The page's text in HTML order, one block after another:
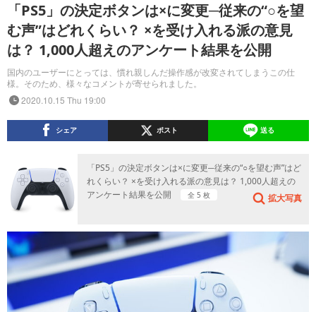
「PS5」の決定ボタンは×に変更─従来の“○を望
む声”はどれくらい？ ×を受け入れる派の意見
は？ 1,000人超えのアンケート結果を公開
国内のユーザーにとっては、慣れ親しんだ操作感が改変されてしまうこの仕
様。そのため、様々なコメントが寄せられました。
2020.10.15 Thu 19:00
シェア ポスト 送る
「PS5」の決定ボタンは×に変更─従来の“○を望む声”はど
れくらい？ ×を受け入れる派の意見は？ 1,000人超えの
アンケート結果を公開
全 5 枚 拡大写真